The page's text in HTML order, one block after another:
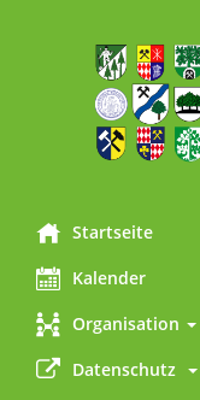
Startseite
Kalender
Organisation
Datenschutz